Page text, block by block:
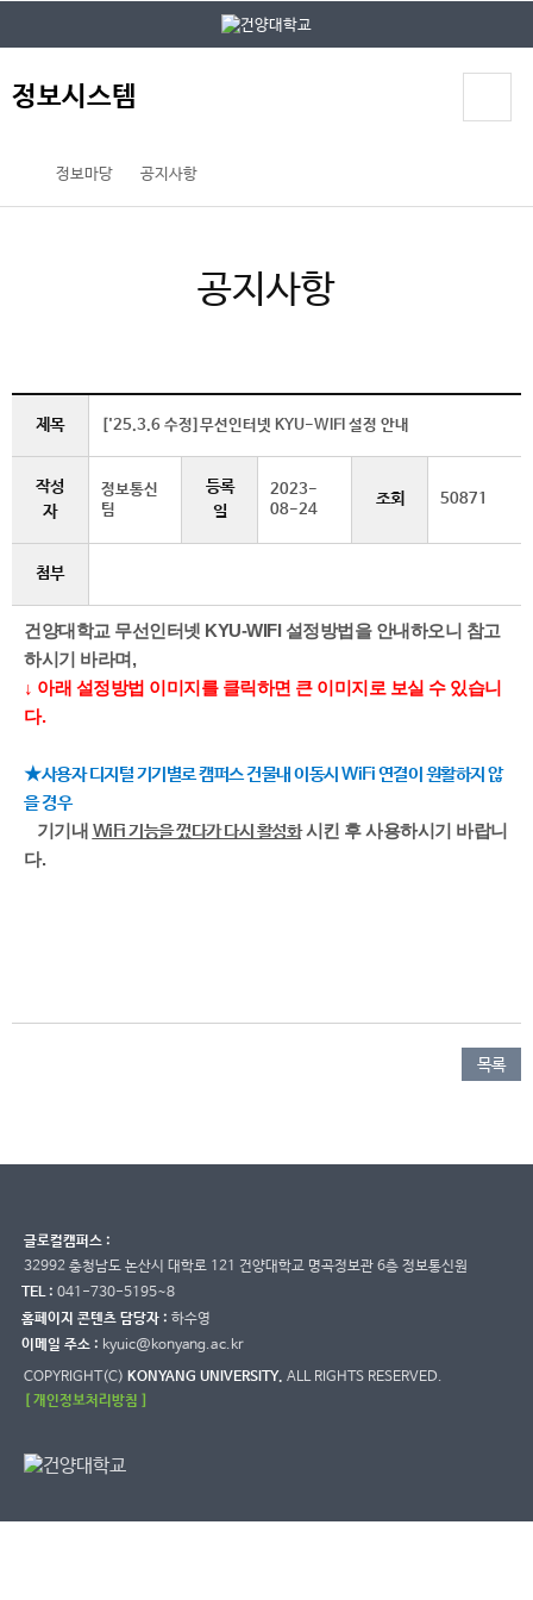
정보시스템
정보마당 공지사항
공지사항
제목 ['25.3.6 수정]무선인터넷 KYU-WIFI 설정 안내
작성
자
정보통신
팀
등록
일
2023-
08-24
조회 50871
첨부
건양대학교 무선인터넷 KYU-WIFI 설정방법을 안내하오니 참고
하시기 바라며,
↓ 아래 설정방법 이미지를 클릭하면 큰 이미지로 보실 수 있습니
다.
★사용자 디지털 기기별로 캠퍼스 건물내 이동시 WiFi 연결이 원활하지 않
을 경우
기기내 WiFi 기능을 껐다가 다시 활성화시킨 후 사용하시기 바랍니
다.
목록
글로컬캠퍼스 :
32992 충청남도 논산시 대학로 121 건양대학교 명곡정보관 6층 정보통신원
TEL : 041-730-5195~8
홈페이지 콘텐츠 담당자 : 하수영
이메일 주소 : kyuic@konyang.ac.kr
COPYRIGHT(C) KONYANG UNIVERSITY. ALL RIGHTS RESERVED.
[ 개인정보처리방침 ]